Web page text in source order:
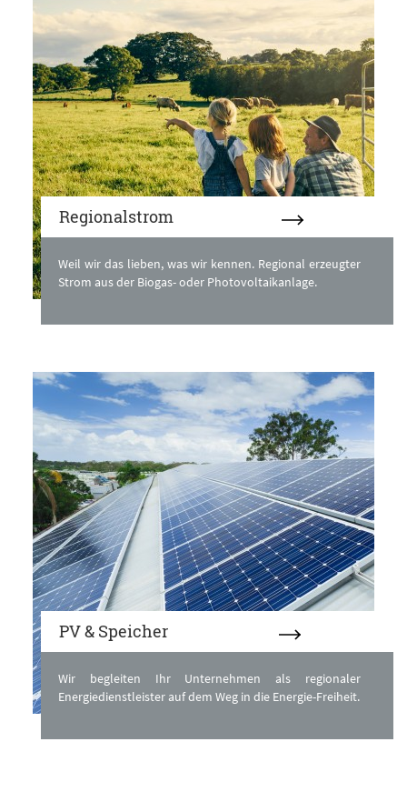
Regionalstrom
Weil wir das lieben, was wir kennen. Regional erzeugter
Strom aus der Biogas- oder Photovoltaikanlage.
PV & Speicher
Wir begleiten Ihr Unternehmen als regionaler
Energiedienstleister auf dem Weg in die Energie-Freiheit.